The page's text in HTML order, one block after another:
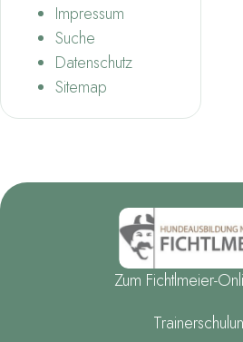
Impressum
Suche
Datenschutz
Sitemap
Zum Fichtlmeier-